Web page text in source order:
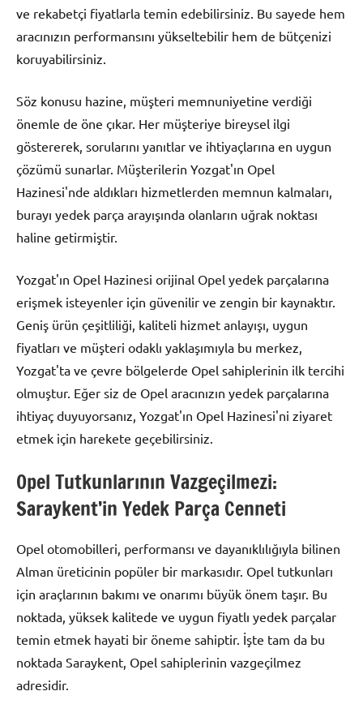
ve rekabetçi fiyatlarla temin edebilirsiniz. Bu sayede hem
aracınızın performansını yükseltebilir hem de bütçenizi
koruyabilirsiniz.
Söz konusu hazine, müşteri memnuniyetine verdiği
önemle de öne çıkar. Her müşteriye bireysel ilgi
göstererek, sorularını yanıtlar ve ihtiyaçlarına en uygun
çözümü sunarlar. Müşterilerin Yozgat'ın Opel
Hazinesi'nde aldıkları hizmetlerden memnun kalmaları,
burayı yedek parça arayışında olanların uğrak noktası
haline getirmiştir.
Yozgat'ın Opel Hazinesi orijinal Opel yedek parçalarına
erişmek isteyenler için güvenilir ve zengin bir kaynaktır.
Geniş ürün çeşitliliği, kaliteli hizmet anlayışı, uygun
fiyatları ve müşteri odaklı yaklaşımıyla bu merkez,
Yozgat'ta ve çevre bölgelerde Opel sahiplerinin ilk tercihi
olmuştur. Eğer siz de Opel aracınızın yedek parçalarına
ihtiyaç duyuyorsanız, Yozgat'ın Opel Hazinesi'ni ziyaret
etmek için harekete geçebilirsiniz.
Opel Tutkunlarının Vazgeçilmezi:
Saraykent’in Yedek Parça Cenneti
Opel otomobilleri, performansı ve dayanıklılığıyla bilinen
Alman üreticinin popüler bir markasıdır. Opel tutkunları
için araçlarının bakımı ve onarımı büyük önem taşır. Bu
noktada, yüksek kalitede ve uygun fiyatlı yedek parçalar
temin etmek hayati bir öneme sahiptir. İşte tam da bu
noktada Saraykent, Opel sahiplerinin vazgeçilmez
adresidir.